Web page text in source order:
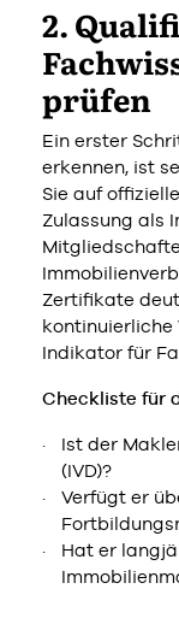
2.
prüfen
Ein erster
erkennen, ist
Sie auf
Zulassung als
Zertifikate
kontinuierliche
Indikator für
Checkliste für
Ist der
(IVD)?
Verfügt er
Hat er